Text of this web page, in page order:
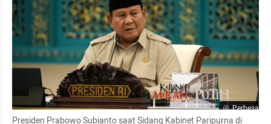
Perbesar
Presiden Prabowo Subianto saat Sidang Kabinet Paripurna di